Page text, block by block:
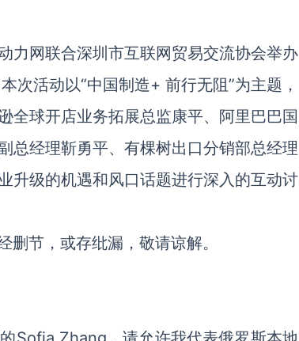
力网联合深圳市互联网贸易交流协会举办
次活动以“中国制造+ 前行无阻”为主题，
全球开店业务拓展总监康平、阿里巴巴国
总经理靳勇平、有棵树出口分销部总经理
升级的机遇和风口话题进行深入的互动讨
节，或存纰漏，敬请谅解。